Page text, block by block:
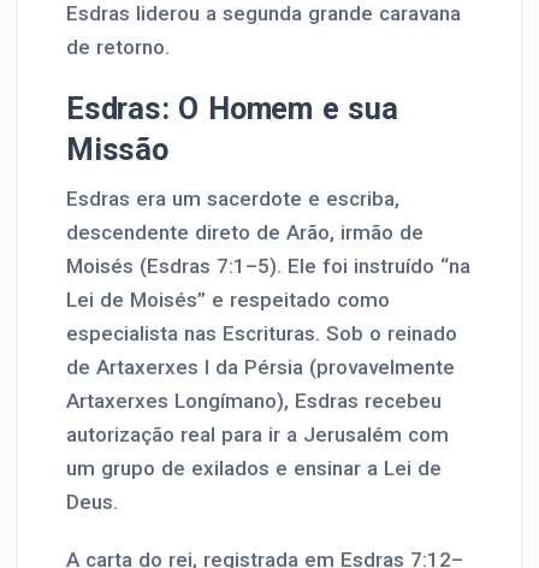
Esdras liderou a segunda grande caravana
de retorno.
Esdras: O Homem e sua
Missão
Esdras era um sacerdote e escriba,
descendente direto de Arão, irmão de
Moisés (Esdras 7:1–5). Ele foi instruído “na
Lei de Moisés” e respeitado como
especialista nas Escrituras. Sob o reinado
de Artaxerxes I da Pérsia (provavelmente
Artaxerxes Longímano), Esdras recebeu
autorização real para ir a Jerusalém com
um grupo de exilados e ensinar a Lei de
Deus.
A carta do rei, registrada em Esdras 7:12–